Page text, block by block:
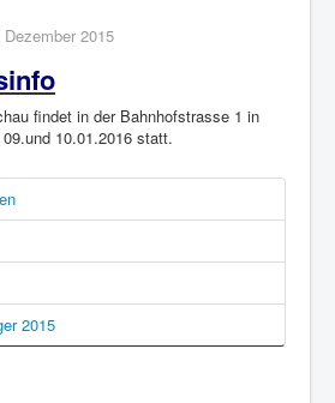
2015
findet in der Bahnhofstrasse 1 in
10.01.2016 statt.
2015